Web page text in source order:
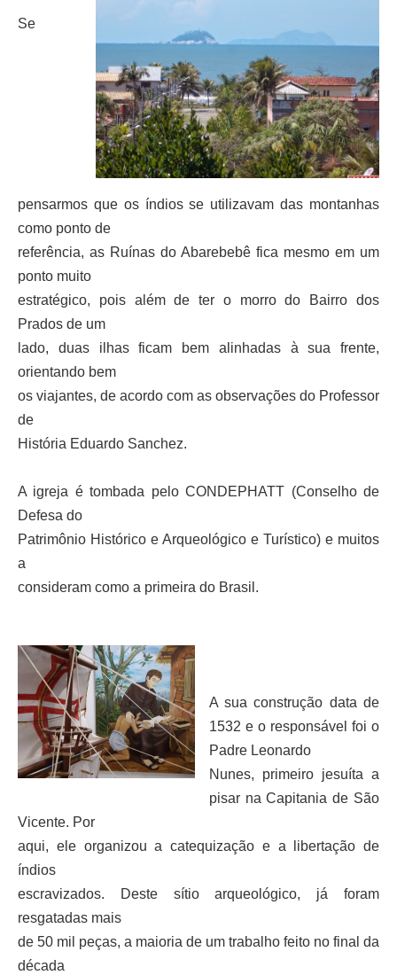
Se
pensarmos que os índios se utilizavam das montanhas
como ponto de
referência, as Ruínas do Abarebebê fica mesmo em um
ponto muito
estratégico, pois além de ter o morro do Bairro dos
Prados de um
lado, duas ilhas ficam bem alinhadas à sua frente,
orientando bem
os viajantes, de acordo com as observações do Professor
de
História Eduardo Sanchez.
A igreja é tombada pelo CONDEPHATT (Conselho de
Defesa do
Patrimônio Histórico e Arqueológico e Turístico) e muitos
a
consideram como a primeira do Brasil.
A sua construção data de
1532 e o responsável foi o
Padre Leonardo
Nunes, primeiro jesuíta a
pisar na Capitania de São
Vicente. Por
aqui, ele organizou a catequização e a libertação de
índios
escravizados. Deste sítio arqueológico, já foram
resgatadas mais
de 50 mil peças, a maioria de um trabalho feito no final da
década